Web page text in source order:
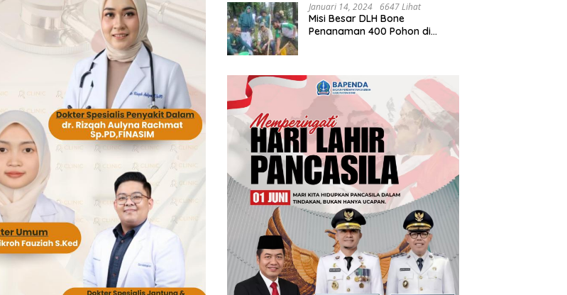
Januari 14, 2024 6647 Lihat
Misi Besar DLH Bone
Penanaman 400 Pohon di